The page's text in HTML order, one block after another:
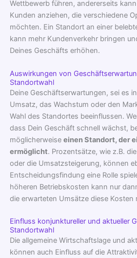
Wettbewerb führen, andererseits
Kunden anziehen, die verschiedene
möchten. Ein Standort an einer
kann mehr Kundenverkehr bringen
Deines Geschäfts erhöhen.
Auswirkungen von
Standortwahl
Deine Geschäftserwartungen, sei es
Umsatz, das Wachstum oder den
Wahl des Standortes beeinflussen.
dass Dein Geschäft schnell wächst,
möglicherweise einen Standort, der
ermöglicht. Prozentsätze, wie z.B.
oder die Umsatzsteigerung, können
Entscheidungsfindung eine Rolle
höheren Betriebskosten kann nur
die erwarteten Umsätze diese Kosten
Einfluss konjunktureller und aktueller
Standortwahl
Die allgemeine Wirtschaftslage und
können auch Einfluss auf die